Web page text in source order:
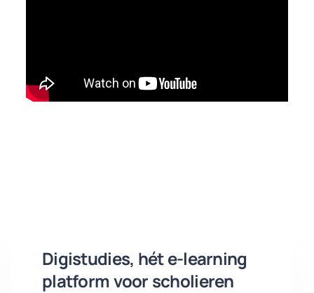
Digistudies, hét e-learning
platform voor scholieren